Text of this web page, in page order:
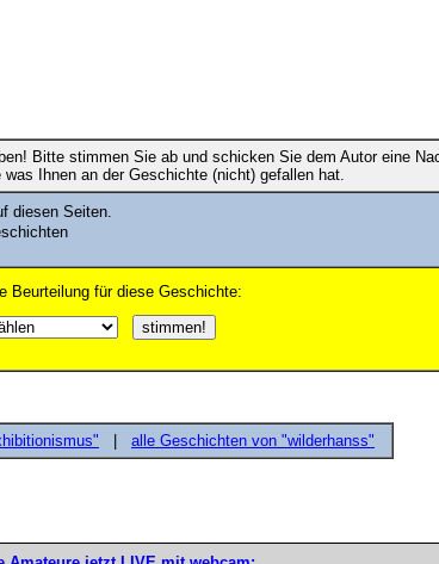
Bitte stimmen Sie ab und schicken Sie dem Autor eine
was Ihnen an der Geschichte (nicht) gefallen hat.
diesen Seiten.
Beurteilung für diese Geschichte:
alle Geschichten von "wilderhanss"